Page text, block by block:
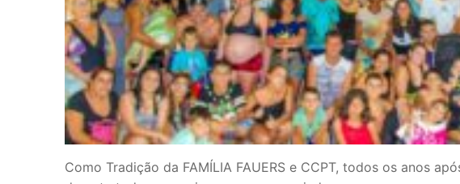
Como Tradição da FAMÍLIA FAUERS e CCPT, todos os anos